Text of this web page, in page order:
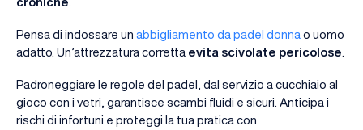
Pensa di indossare un abbigliamento da padel donna o uomo
adatto. Un’attrezzatura corretta evita scivolate pericolose
Padroneggiare le regole del padel, dal servizio a cucchiaio al
gioco con i vetri, garantisce scambi fluidi e sicuri. Anticipa i
rischi di infortuni e proteggi la tua pratica con